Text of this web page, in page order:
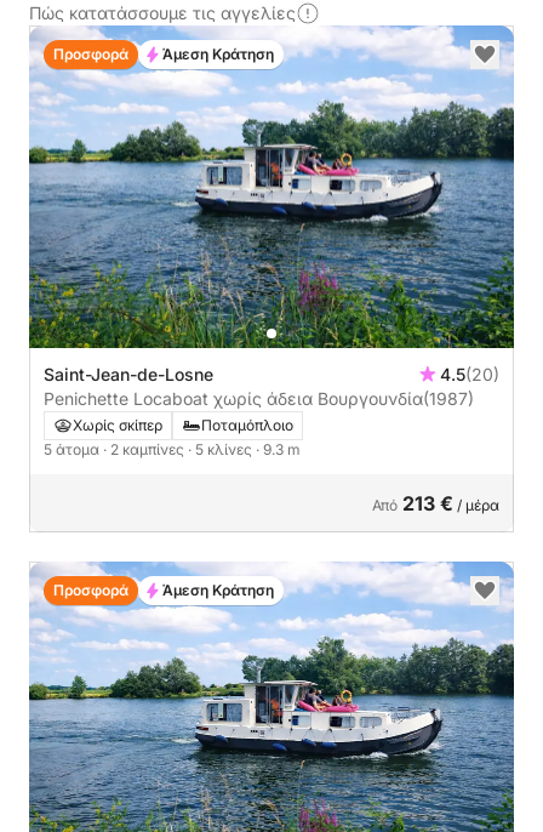
Πώς κατατάσσουμε τις αγγελίες
Saint-Jean-de-Losne 4.5(20)
Penichette Locaboat χωρίς άδεια Βουργουνδία(1987)
Χωρίς σκίπερ
Ποταμόπλοιο
5 άτομα · 2 καμπίνες · 5 κλίνες · 9.3 m
Από 213 € / μέρα
Προσφορά Άμεση Κράτηση
Προσφορά Άμεση Κράτηση